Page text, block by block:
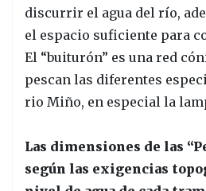
discurrir el agua del río,
el espacio suficiente para
El “buiturón” es una red
pescan las diferentes
rio Miño, en especial la
Las dimensiones de las
según las exigencias